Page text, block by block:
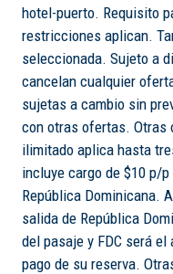
hotel-puerto. Requisito
restricciones aplican.
seleccionada. Sujeto a
cancelan cualquier
sujetas a cambio sin
con otras ofertas. Otras
ilimitado aplica hasta
incluye cargo de $10 p/
República Dominicana.
salida de República
del pasaje y FDC será
pago de su reserva.